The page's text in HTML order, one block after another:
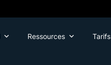
Ressources Tarifs